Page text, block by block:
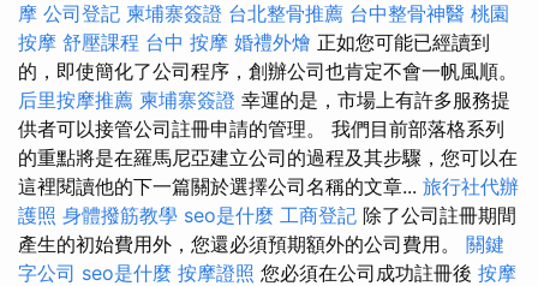
摩 公司登記 柬埔寨簽證 台北整骨推薦 台中整骨神醫 桃園
按摩 舒壓課程 台中 按摩 婚禮外燴 正如您可能已經讀到
的，即使簡化了公司程序，創辦公司也肯定不會一帆風順。
后里按摩推薦 柬埔寨簽證 幸運的是，市場上有許多服務提
供者可以接管公司註冊申請的管理。 我們目前部落格系列
的重點將是在羅馬尼亞建立公司的過程及其步驟，您可以在
這裡閱讀他的下一篇關於選擇公司名稱的文章... 旅行社代辦
護照 身體撥筋教學 seo是什麼 工商登記 除了公司註冊期間
產生的初始費用外，您還必須預期額外的公司費用。 關鍵
字公司 seo是什麼 按摩證照 您必須在公司成功註冊後 按摩